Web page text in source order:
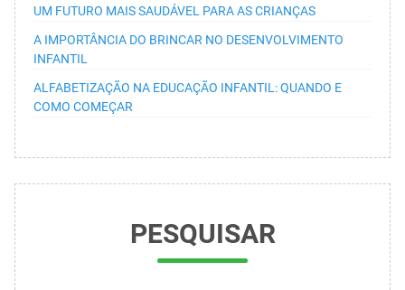
UM FUTURO MAIS SAUDÁVEL PARA AS CRIANÇAS
A IMPORTÂNCIA DO BRINCAR NO DESENVOLVIMENTO
INFANTIL
ALFABETIZAÇÃO NA EDUCAÇÃO INFANTIL: QUANDO E
COMO COMEÇAR
PESQUISAR